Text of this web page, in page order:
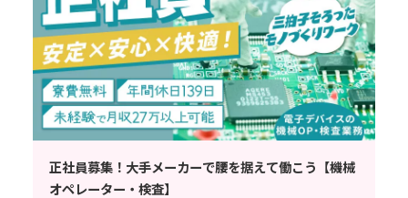
正社員募集！大手メーカーで腰を据えて働こう【機械
オペレーター・検査】